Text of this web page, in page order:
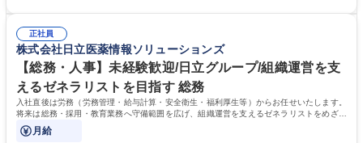
正社員
株式会社日立医薬情報ソリューションズ
【総務・人事】未経験歓迎/日立グループ/組織運営を支
えるゼネラリストを目指す 総務
入社直後は労務（労務管理・給与計算・安全衛生・福利厚生等）からお任せいたします。
将来は総務・採用・教育業務へ守備範囲を広げ、組織運営を支えるゼネラリストをめざせ
ます。
月給